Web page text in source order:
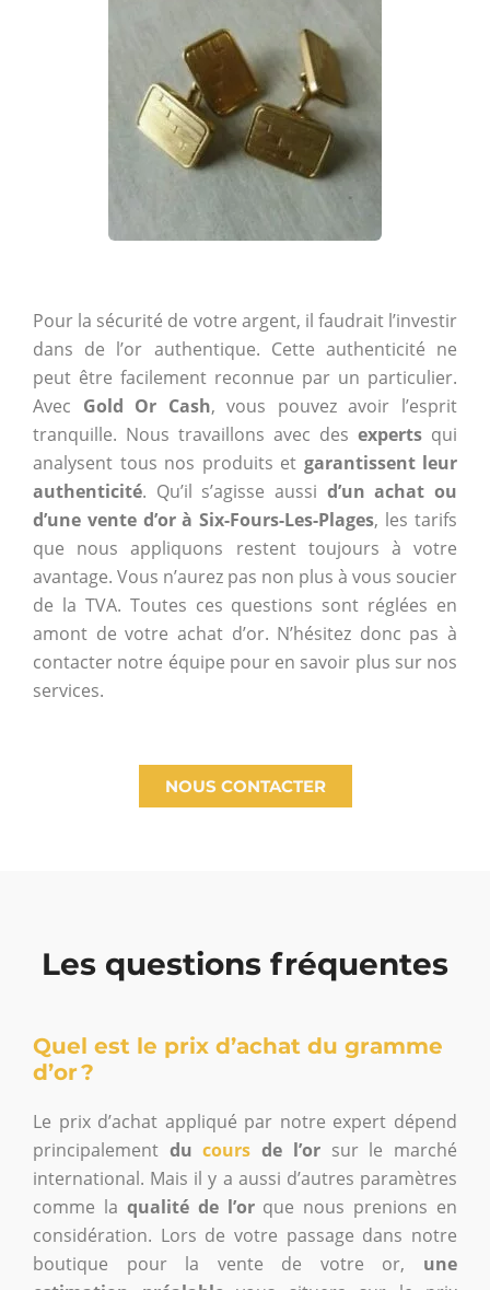
Pour la sécurité de votre argent, il faudrait l’investir
dans de l’or authentique. Cette authenticité ne
peut être facilement reconnue par un particulier.
Avec Gold Or Cash, vous pouvez avoir l’esprit
tranquille. Nous travaillons avec des experts qui
analysent tous nos produits et garantissent leur
authenticité. Qu’il s’agisse aussi d’un achat ou
d’une vente d’or à Six-Fours-Les-Plages, les tarifs
que nous appliquons restent toujours à votre
avantage. Vous n’aurez pas non plus à vous soucier
de la TVA. Toutes ces questions sont réglées en
amont de votre achat d’or. N’hésitez donc pas à
contacter notre équipe pour en savoir plus sur nos
services.
NOUS CONTACTER
Les questions fréquentes
Quel est le prix d’achat du gramme
d’or ?
Le prix d’achat appliqué par notre expert dépend
principalement ducours de l’orsur le marché
international. Mais il y a aussi d’autres paramètres
comme la qualité de l’orque nous prenions en
considération. Lors de votre passage dans notre
boutique pour la vente de votre or, une